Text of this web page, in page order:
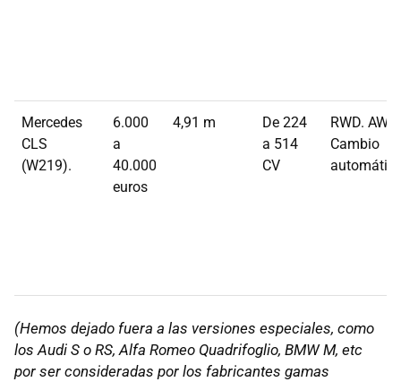
Mercedes
CLS
(W219).
6.000
a
40.000
euros
4,91 m
De 224
a 514
CV
RWD. AWD.
Cambio
(Hemos dejado fuera a las versiones especiales, como
los Audi S o RS, Alfa Romeo Quadrifoglio, BMW M, etc
por ser consideradas por los fabricantes gamas